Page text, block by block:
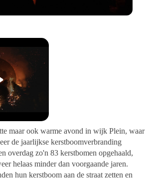
maar ook warme avond in wijk Plein, waar
de jaarlijkse kerstboomverbranding
overdag zo'n 83 kerstbomen opgehaald,
helaas minder dan voorgaande jaren.
hun kerstboom aan de straat zetten en